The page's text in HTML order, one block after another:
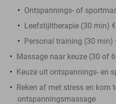
Ontspannings- of
Leefstijltherapie (30 min)
Personal training (30 min)
Massage naar keuze (30 of
Keuze uit ontspannings- en
Reken af met stress en kom
ontspanningsmassage